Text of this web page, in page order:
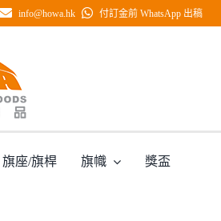
info@howa.hk 付訂金前 WhatsApp 出稿
旗座/旗桿 旗幟 獎盃
晶底座及水晶配件